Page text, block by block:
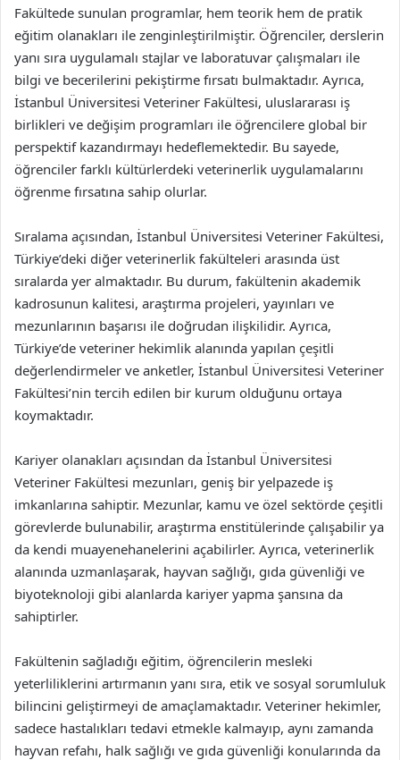
Fakültede sunulan programlar, hem teorik hem de pratik
eğitim olanakları ile zenginleştirilmiştir. Öğrenciler, derslerin
yanı sıra uygulamalı stajlar ve laboratuvar çalışmaları ile
bilgi ve becerilerini pekiştirme fırsatı bulmaktadır. Ayrıca,
İstanbul Üniversitesi Veteriner Fakültesi, uluslararası iş
birlikleri ve değişim programları ile öğrencilere global bir
perspektif kazandırmayı hedeflemektedir. Bu sayede,
öğrenciler farklı kültürlerdeki veterinerlik uygulamalarını
öğrenme fırsatına sahip olurlar.
Sıralama açısından, İstanbul Üniversitesi Veteriner Fakültesi,
Türkiye’deki diğer veterinerlik fakülteleri arasında üst
sıralarda yer almaktadır. Bu durum, fakültenin akademik
kadrosunun kalitesi, araştırma projeleri, yayınları ve
mezunlarının başarısı ile doğrudan ilişkilidir. Ayrıca,
Türkiye’de veteriner hekimlik alanında yapılan çeşitli
değerlendirmeler ve anketler, İstanbul Üniversitesi Veteriner
Fakültesi’nin tercih edilen bir kurum olduğunu ortaya
koymaktadır.
Kariyer olanakları açısından da İstanbul Üniversitesi
Veteriner Fakültesi mezunları, geniş bir yelpazede iş
imkanlarına sahiptir. Mezunlar, kamu ve özel sektörde çeşitli
görevlerde bulunabilir, araştırma enstitülerinde çalışabilir ya
da kendi muayenehanelerini açabilirler. Ayrıca, veterinerlik
alanında uzmanlaşarak, hayvan sağlığı, gıda güvenliği ve
biyoteknoloji gibi alanlarda kariyer yapma şansına da
sahiptirler.
Fakültenin sağladığı eğitim, öğrencilerin mesleki
yeterliliklerini artırmanın yanı sıra, etik ve sosyal sorumluluk
bilincini geliştirmeyi de amaçlamaktadır. Veteriner hekimler,
sadece hastalıkları tedavi etmekle kalmayıp, aynı zamanda
hayvan refahı, halk sağlığı ve gıda güvenliği konularında da